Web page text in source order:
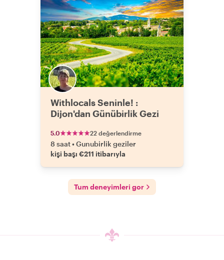
Withlocals Seninle! :
Dijon'dan Günübirlik Gezi
5.0 22 değerlendirme
8 saat•Gunubirlik geziler
kişi başı €211 itibarıyla
Tum deneyimleri gor